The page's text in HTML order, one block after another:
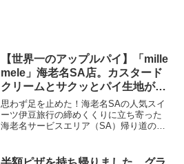
【世界一のアップルパイ】「mille
mele」海老名SA店。カスタード
クリームとサクッとパイ生地がた
まらない【国内旅行】
思わず足を止めた！海老名SAの人気スイ
ーツ伊豆旅行の締めくくりに立ち寄った
海老名サービスエリア（SA）帰り道の小
び込んできた「世界一のアップルパイ」